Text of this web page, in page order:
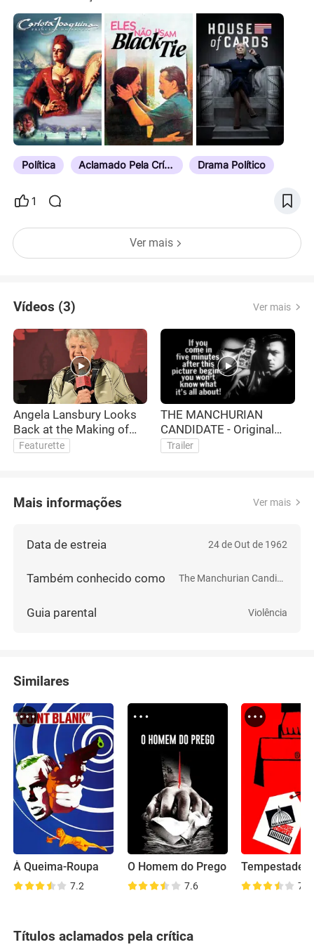
Política Aclamado Pela Crítica Drama Político
1
Ver mais
Vídeos (3) Ver mais
Angela Lansbury Looks
Back at the Making of
'The Manchurian
Featurette
THE MANCHURIAN
CANDIDATE - Original
Theatrical Trailer
Trailer
Mais informações Ver mais
Data de estreia 24 de Out de 1962
Também conhecido como The Manchurian Candidate
Guia parental Violência
Similares
À Queima-Roupa
7.2
O Homem do Prego
7.6 7.7
Títulos aclamados pela crítica